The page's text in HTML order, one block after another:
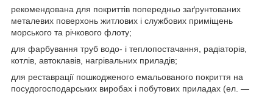
рекомендована для покриттів попередньо заґрунтованих
металевих поверхонь житлових і службових приміщень
морського та річкового флоту;
для фарбування труб водо- і теплопостачання, радіаторів,
котлів, автоклавів, нагрівальних приладів;
для реставрації пошкодженого емальованого покриття на
посудогосподарських виробах і побутових приладах (ел. —